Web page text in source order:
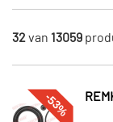
×
Meritor
Vaden
32van 13059
-53%